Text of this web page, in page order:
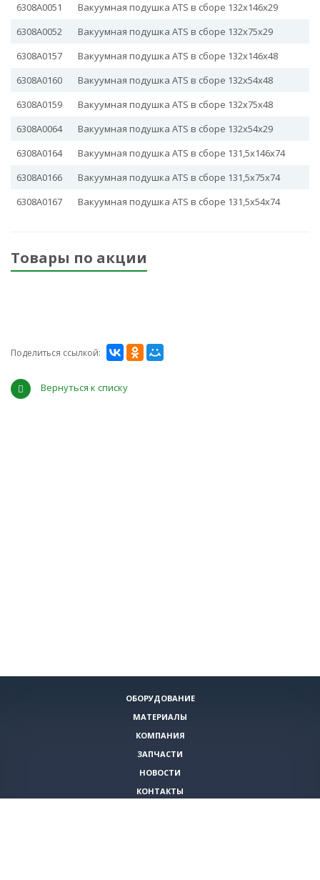
6308A0051
Вакуумная подушка ATS в сборе 132х146х29
6308A0052
Вакуумная подушка ATS в сборе 132х75х29
6308A0157
Вакуумная подушка ATS в сборе 132х146х48
6308A0160
Вакуумная подушка ATS в сборе 132х54х48
6308A0159
Вакуумная подушка ATS в сборе 132х75х48
6308A0064
Вакуумная подушка ATS в сборе 132х54х29
6308A0164
Вакуумная подушка ATS в сборе 131,5х146х74
6308A0166
Вакуумная подушка ATS в сборе 131,5х75х74
6308A0167
Вакуумная подушка ATS в сборе 131,5х54х74
Товары по акции
Поделиться ссылкой:
Вернуться к списку
ОБОРУДОВАНИЕ
МАТЕРИАЛЫ
КОМПАНИЯ
ЗАПЧАСТИ
НОВОСТИ
КОНТАКТЫ